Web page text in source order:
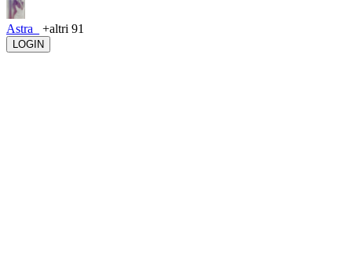
Astra_ +altri 91
LOGIN